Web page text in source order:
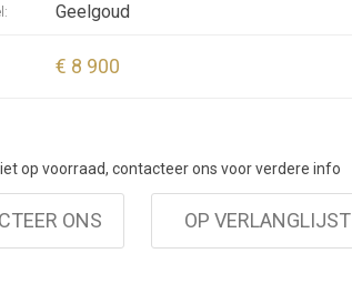
Geelgoud
€ 8 900
op voorraad, contacteer ons voor verdere info
ONS OP VERLANGLIJST